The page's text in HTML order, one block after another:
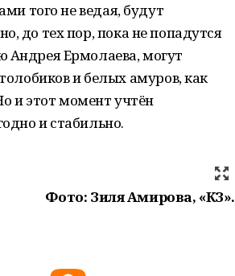
того не ведая, будут
до тех пор, пока не попадутся
Андрея Ермолаева, могут
и белых амуров, как
и этот момент учтён
и стабильно.
Фото: Зиля Амирова, «КЗ».